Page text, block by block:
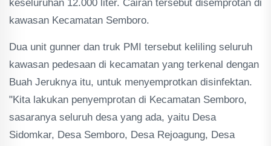
keseluruhan 12.000 liter. Cairan tersebut disemprotan di
kawasan Kecamatan Semboro.
Dua unit gunner dan truk PMI tersebut keliling seluruh
kawasan pedesaan di kecamatan yang terkenal dengan
Buah Jeruknya itu, untuk menyemprotkan disinfektan.
"Kita lakukan penyemprotan di Kecamatan Semboro,
sasaranya seluruh desa yang ada, yaitu Desa
Sidomkar, Desa Semboro, Desa Rejoagung, Desa